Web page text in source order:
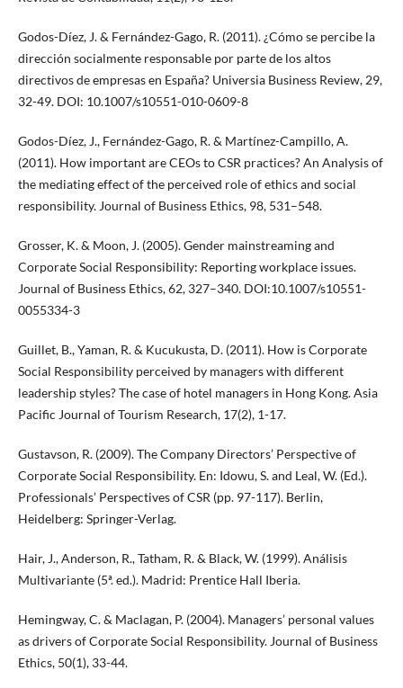
Godos-Díez, J. & Fernández-Gago, R. (2011). ¿Cómo se percibe la
dirección socialmente responsable por parte de los altos
directivos de empresas en España? Universia Business Review, 29,
32-49. DOI: 10.1007/s10551-010-0609-8
Godos-Díez, J., Fernández-Gago, R. & Martínez-Campillo, A.
(2011). How important are CEOs to CSR practices? An Analysis of
the mediating effect of the perceived role of ethics and social
responsibility. Journal of Business Ethics, 98, 531–548.
Grosser, K. & Moon, J. (2005). Gender mainstreaming and
Corporate Social Responsibility: Reporting workplace issues.
Journal of Business Ethics, 62, 327–340. DOI:10.1007/s10551-
0055334-3
Guillet, B., Yaman, R. & Kucukusta, D. (2011). How is Corporate
Social Responsibility perceived by managers with different
leadership styles? The case of hotel managers in Hong Kong. Asia
Pacific Journal of Tourism Research, 17(2), 1-17.
Gustavson, R. (2009). The Company Directors’ Perspective of
Corporate Social Responsibility. En: Idowu, S. and Leal, W. (Ed.).
Professionals’ Perspectives of CSR (pp. 97-117). Berlin,
Heidelberg: Springer-Verlag.
Hair, J., Anderson, R., Tatham, R. & Black, W. (1999). Análisis
Multivariante (5ª. ed.). Madrid: Prentice Hall Iberia.
Hemingway, C. & Maclagan, P. (2004). Managers’ personal values
as drivers of Corporate Social Responsibility. Journal of Business
Ethics, 50(1), 33-44.